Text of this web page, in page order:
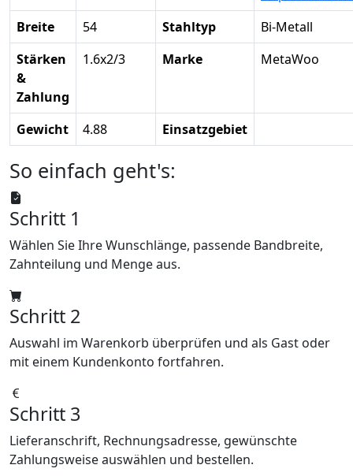
Breite
54 Stahltyp
Bi-Metall
Stärken
&
Zahlung
1.6x2/3 Marke MetaWoo
Gewicht 4.88 Einsatzgebiet
So einfach geht's:
Schritt 1
Wählen Sie Ihre Wunschlänge, passende Bandbreite,
Zahnteilung und Menge aus.
Schritt 2
Auswahl im Warenkorb überprüfen und als Gast oder
mit einem Kundenkonto fortfahren.
Schritt 3
Lieferanschrift, Rechnungsadresse, gewünschte
Zahlungsweise auswählen und bestellen.